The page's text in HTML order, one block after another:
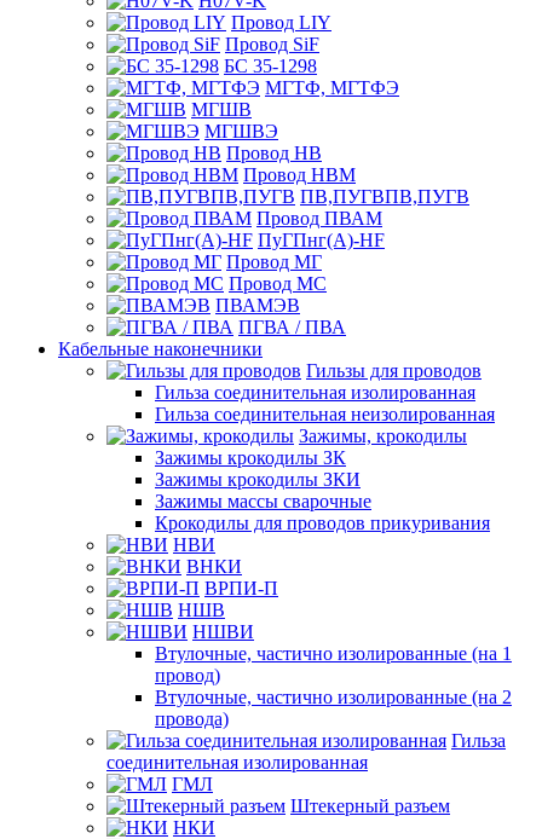
Провод LIY
Провод SiF
БС 35-1298
МГТФ, МГТФЭ
МГШВ
МГШВЭ
Провод НВ
Провод НВМ
ПВ,ПУГВПВ,ПУГВ
Провод ПВАМ
ПуГПнг(A)-HF
Провод МГ
Провод МС
ПВАМЭВ
ПГВА / ПВА
Кабельные наконечники
Гильзы для проводов
Гильза соединительная изолированная
Гильза соединительная неизолированная
Зажимы, крокодилы
Зажимы крокодилы ЗК
Зажимы крокодилы ЗКИ
Зажимы массы сварочные
Крокодилы для проводов прикуривания
НВИ
ВНКИ
ВРПИ-П
НШВ
НШВИ
Втулочные, частично изолированные (на 1
провод)
Втулочные, частично изолированные (на 2
провода)
Гильза
соединительная изолированная
ГМЛ
Штекерный разъем
НКИ